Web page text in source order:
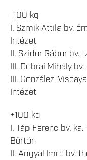
-100 kg
I. Szmik Attila bv.
Intézet
II. Szidor Gábor bv.
III. Dobrai Mihály
III. González-
Intézet
+100 kg
I. Táp Ferenc bv.
Börtön
II. Angyal Imre bv.